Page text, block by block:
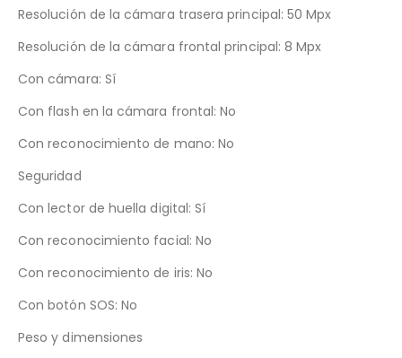
Resolución de la cámara trasera principal: 50 Mpx
Resolución de la cámara frontal principal: 8 Mpx
Con cámara: Sí
Con flash en la cámara frontal: No
Con reconocimiento de mano: No
Seguridad
Con lector de huella digital: Sí
Con reconocimiento facial: No
Con reconocimiento de iris: No
Con botón SOS: No
Peso y dimensiones